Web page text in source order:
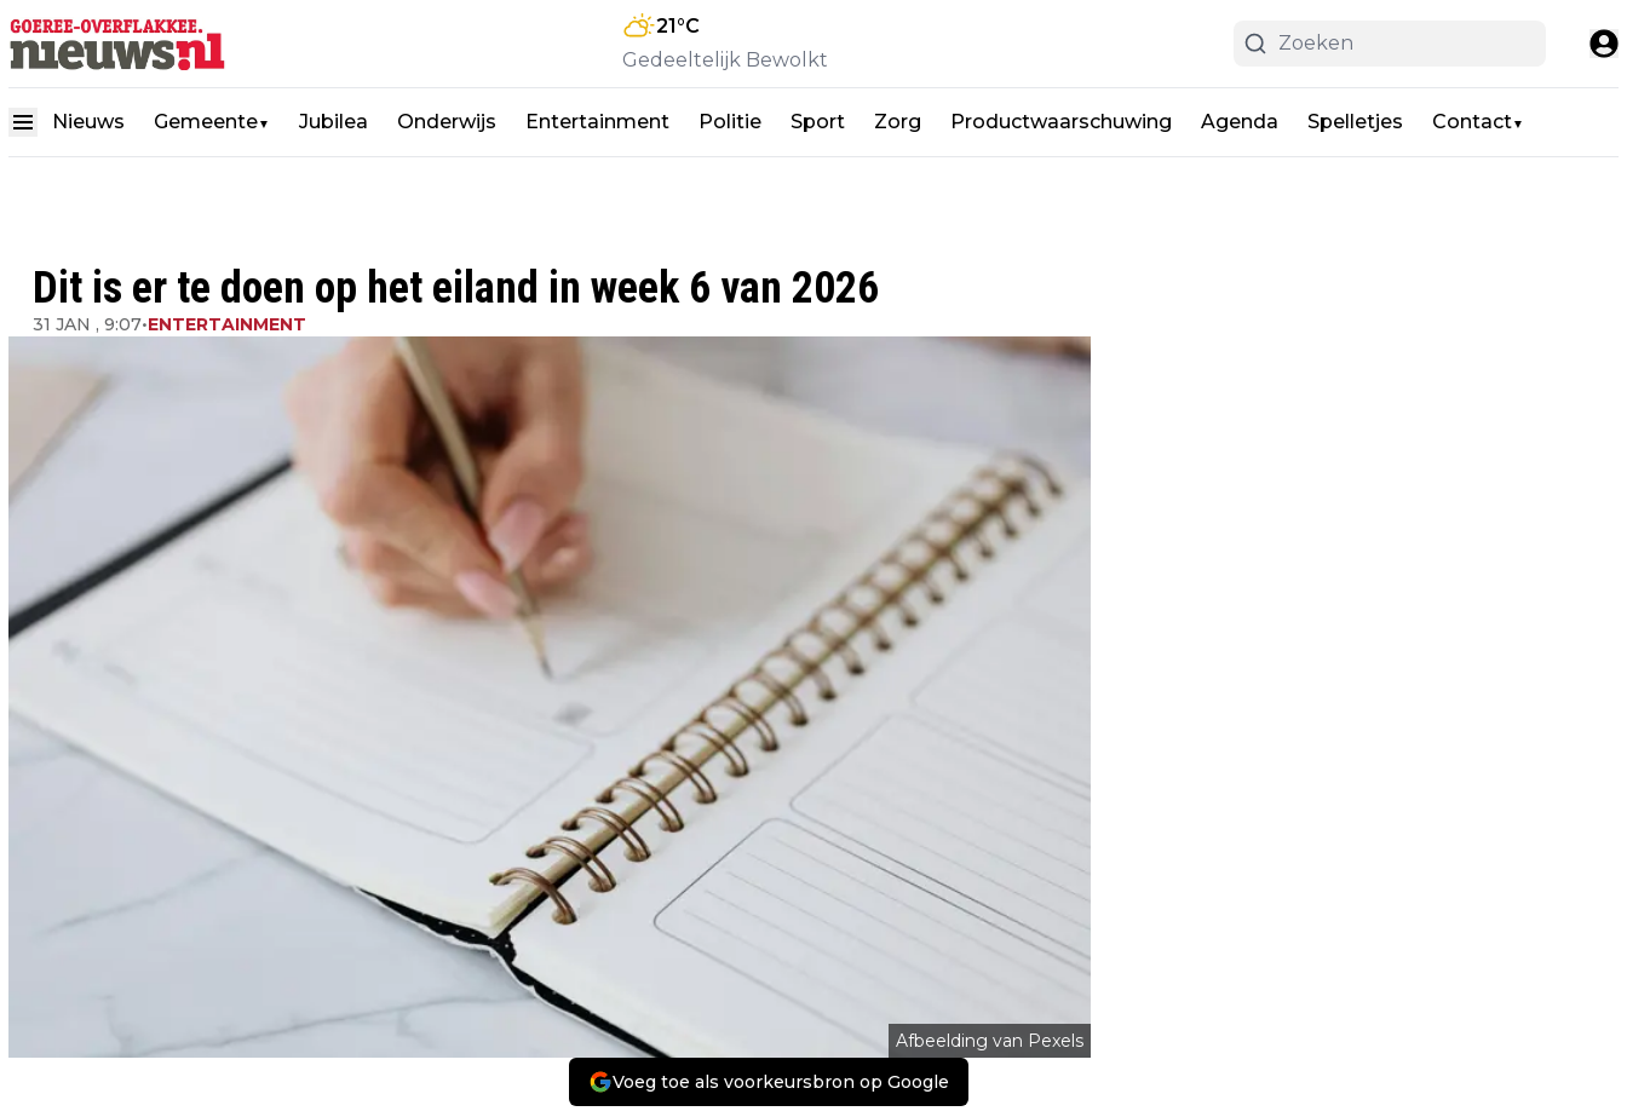
21°C
Gedeeltelijk Bewolkt
Nieuws Gemeente▼ Jubilea Onderwijs Entertainment Politie Sport Zorg Productwaarschuwing Agenda Spelletjes Contact▼
Dit is er te doen op het eiland in week 6 van 2026
31 JAN , 9:07•ENTERTAINMENT
Afbeelding van Pexels
Voeg toe als voorkeursbron op Google